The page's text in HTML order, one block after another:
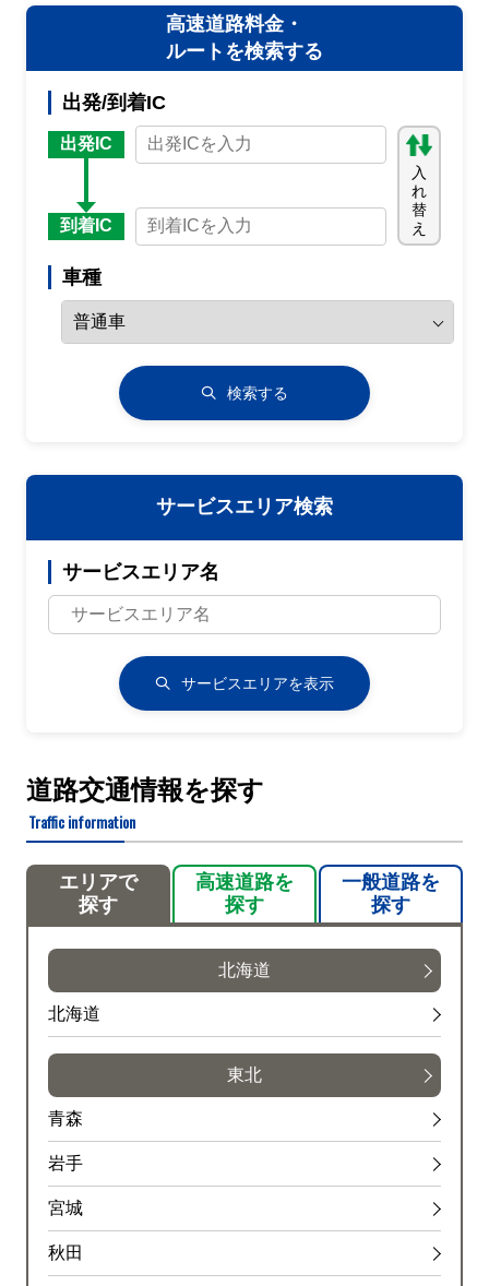
高速道路料金・
ルートを検索する
出発/到着IC
出発IC
到着IC
入
れ
替
え
車種
検索する
サービスエリア検索
サービスエリア名
サービスエリアを表示
道路交通情報を探す
Traffic information
エリアで
探す
高速道路を
探す
一般道路を
探す
北海道
北海道
東北
青森
岩手
宮城
秋田